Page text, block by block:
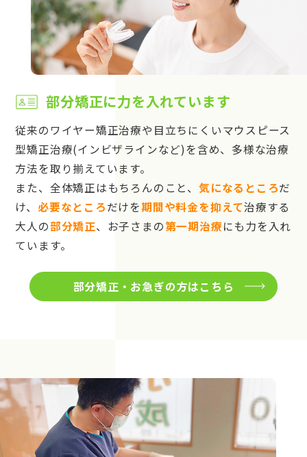
部分矯正に力を入れています
従来のワイヤー矯正治療や目立ちにくいマウスピース
型矯正治療(インビザラインなど)を含め、多様な治療
方法を取り揃えています。
また、全体矯正はもちろんのこと、 気になるところだ
け、 必要なところだけを期間や料金を抑えて治療する
大人の部分矯正、お子さまの第一期治療にも力を入れ
ています。
部分矯正・お急ぎの方はこちら